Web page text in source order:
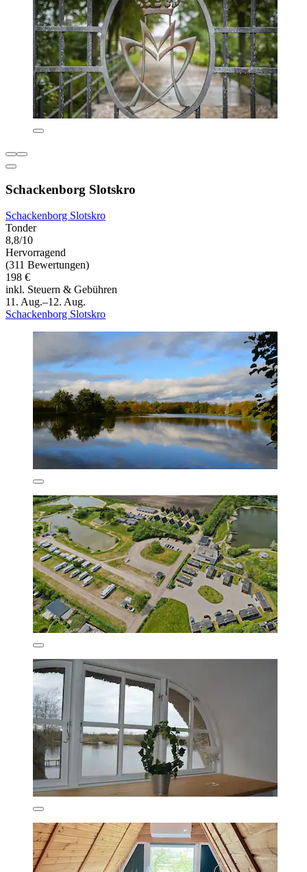
Schackenborg Slotskro
Schackenborg Slotskro
Tonder
8,8/10
Hervorragend
(311 Bewertungen)
198 €
inkl. Steuern & Gebühren
11. Aug.–12. Aug.
Schackenborg Slotskro